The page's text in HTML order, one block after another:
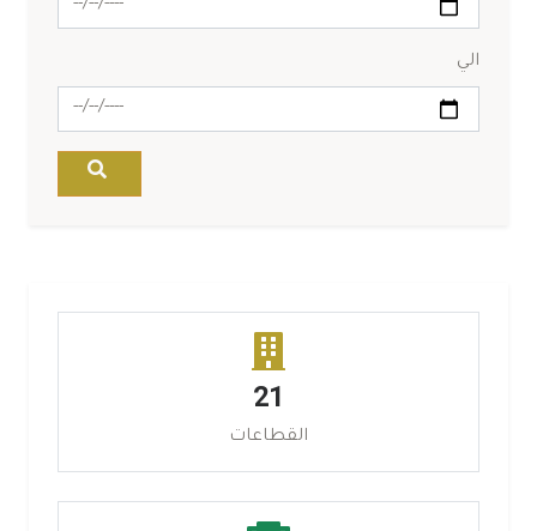
الي
21
القطاعات